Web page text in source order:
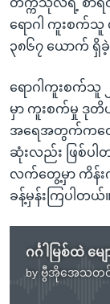
ရောဂါ ကူးစက်သူ
၃၈၆၇ ယောက် ရှိ
ရောဂါကူးစက်သူ ၂
မှာ ကူးစက်မှု ဒုတိယ
အရေအတွက်ကတော့
ဆုံးလည်း ဖြစ်ပ
လက်တွေ့မှာ ကိန်း
ခန့်မှန်းကြပါတယ်။
by ဗွီအိုအေသတင်
No